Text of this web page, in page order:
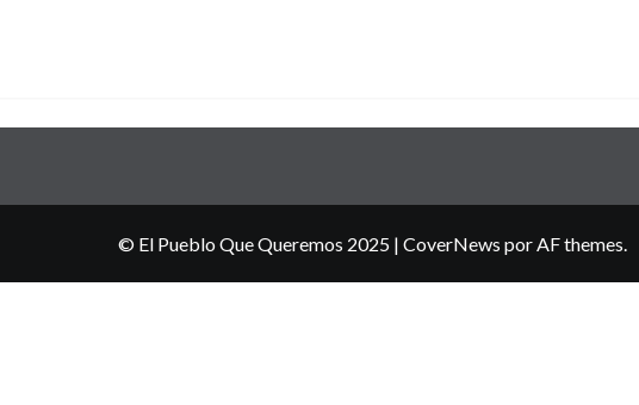
© El Pueblo Que Queremos 2025 | CoverNews por AF themes.